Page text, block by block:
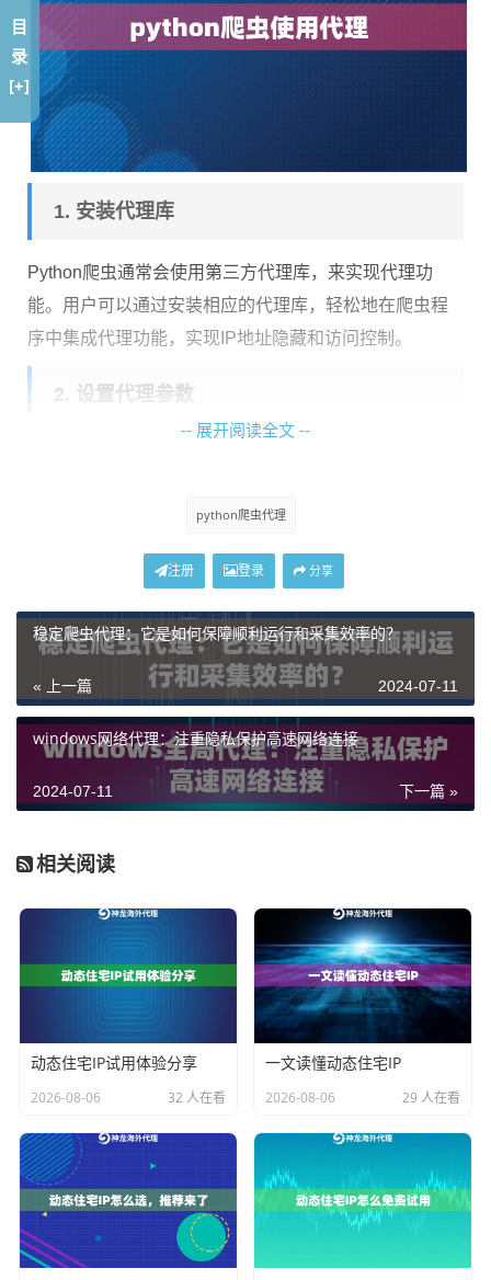
1. 安装代理库
Python爬虫通常会使用第三方代理库，来实现代理功
能。用户可以通过安装相应的代理库，轻松地在爬虫程
序中集成代理功能，实现IP地址隐藏和访问控制。
2. 设置代理参数
证）。通过设置这些代理参数，爬虫程序可以通过代理
服务器发送请求，隐藏真实IP地址，实现访问目标网站
3. 轮换代理IP
为了避免被目标网站封禁，Python爬虫通常会实现代理I
P的轮换功能。通过定期更换代理IP地址，爬虫程序可以
保持稳定的数据采集过程，提升数据采集效率。
情况，如代理失效、连接超时等。为了应对这些异常情
况，用户可以设置异常处理机制，如重新连接、切换代
理等，确保爬虫程序的稳定运行。
通过合理配置代理参数和实现代理IP的轮换，Python爬
虫可以更好地隐藏真实IP地址，提升数据采集效率，同
时保护个人隐私信息。希望这些信息能够帮助Python爬
络访问。
全球领先国外代理IP服务商-神龙海外代理
-- 展开阅读全文 --
python爬虫代理
注册 登录 分享
稳定爬虫代理：它是如何保障顺利运行和采集效率的？
« 上一篇 2024-07-11
windows网络代理：注重隐私保护高速网络连接
下一篇 »
2024-07-11
相关阅读
动态住宅IP试用体验分享
2026-08-06 32 人在看
一文读懂动态住宅IP
2026-08-06 29 人在看
目
录
[+]